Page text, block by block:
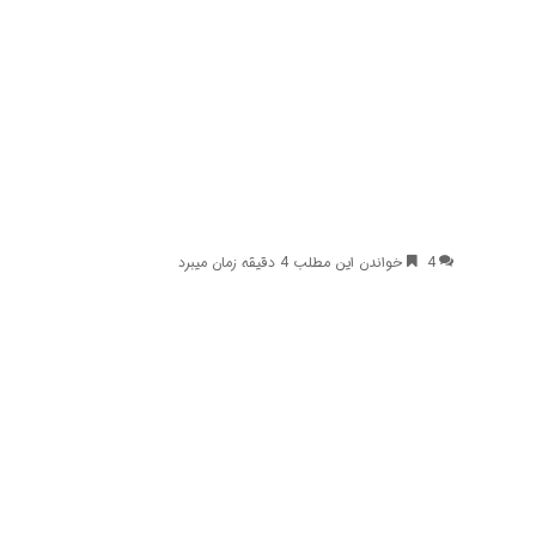
4 خواندن این مطلب 4 دقیقه زمان میبرد